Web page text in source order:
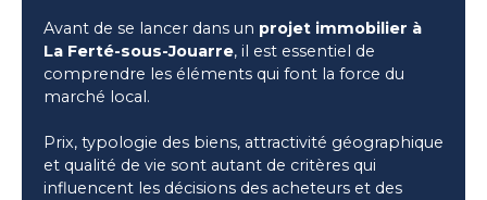
Avant de se lancer dans un projet immobilier à
La Ferté-sous-Jouarre, il est essentiel de
comprendre les éléments qui font la force du
marché local.
Prix, typologie des biens, attractivité géographique
et qualité de vie sont autant de critères qui
influencent les décisions des acheteurs et des